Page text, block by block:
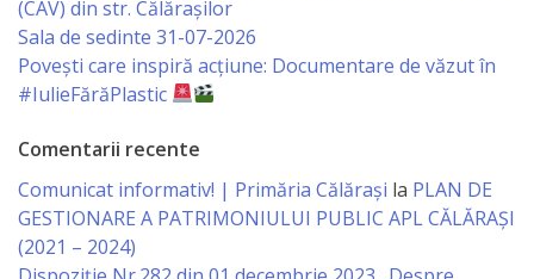
primăriei
Instituții
subordonate
IET
Lăstărel
(CAV) din str. Călărașilor
Sala de sedinte 31-07-2026
Povești care inspiră acțiune: Documentare de văzut în
#IulieFărăPlastic
Comentarii recente
Comunicat informativ! | Primăria Călărași la PLAN DE
GESTIONARE A PATRIMONIULUI PUBLIC APL CĂLĂRAȘI
(2021 – 2024)